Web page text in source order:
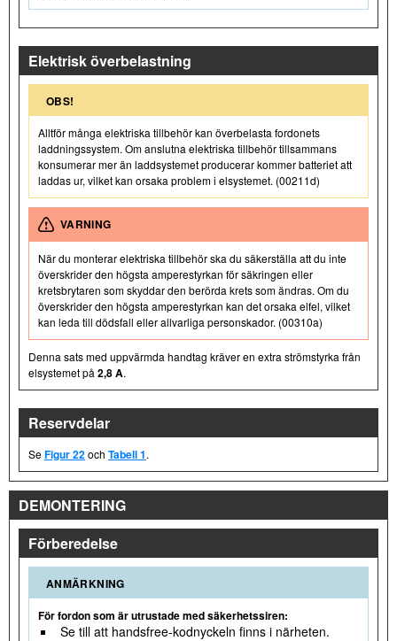
Elektrisk överbelastning
OBS!
Alltför många elektriska tillbehör kan överbelasta fordonets
laddningssystem. Om anslutna elektriska tillbehör tillsammans
konsumerar mer än laddsystemet producerar kommer batteriet att
laddas ur, vilket kan orsaka problem i elsystemet. (00211d)
VARNING
När du monterar elektriska tillbehör ska du säkerställa att du inte
överskrider den högsta amperestyrkan för säkringen eller
kretsbrytaren som skyddar den berörda krets som ändras. Om du
överskrider den högsta amperestyrkan kan det orsaka elfel, vilket
kan leda till dödsfall eller allvarliga personskador. (00310a)
Denna sats med uppvärmda handtag kräver en extra strömstyrka från
elsystemet på 2,8 A.
Reservdelar
SeFigur 22och Tabell 1.
DEMONTERING
Förberedelse
ANMÄRKNING
För fordon som är utrustade med säkerhetssiren:
Se till att handsfree-kodnyckeln finns i närheten.